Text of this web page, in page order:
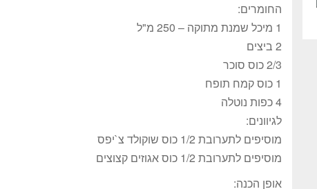
החומרים:
1 מיכל שמנת מתוקה – 250 מ"ל
2 ביצים
2/3 כוס סוכר
1 כוס קמח תופח
4 כפות נוטלה
לגיוונים:
מוסיפים לתערובת 1/2 כוס שוקולד צ`יפס
מוסיפים לתערובת 1/2 כוס אגוזים קצוצים
אופן הכנה: